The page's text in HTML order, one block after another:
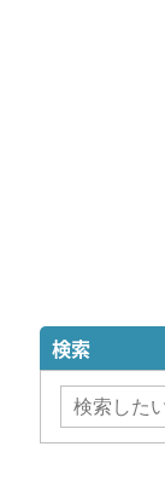
検索